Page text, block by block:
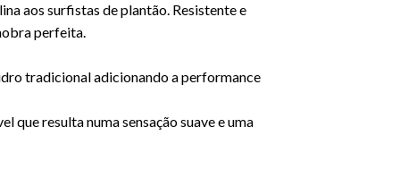
aos surfistas de plantão. Resistente e
perfeita.
tradicional adicionando a performance
resulta numa sensação suave e uma